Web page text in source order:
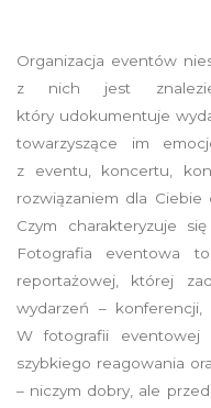
Organizacja eventów
z nich jest
który udokumentuje
towarzyszące im
z eventu, koncertu,
rozwiązaniem dla Ciebie
Czym charakteryzuje
Fotografia eventowa
reportażowej, której
wydarzeń –
W fotografii eventowej
szybkiego reagowania
– niczym dobry, ale